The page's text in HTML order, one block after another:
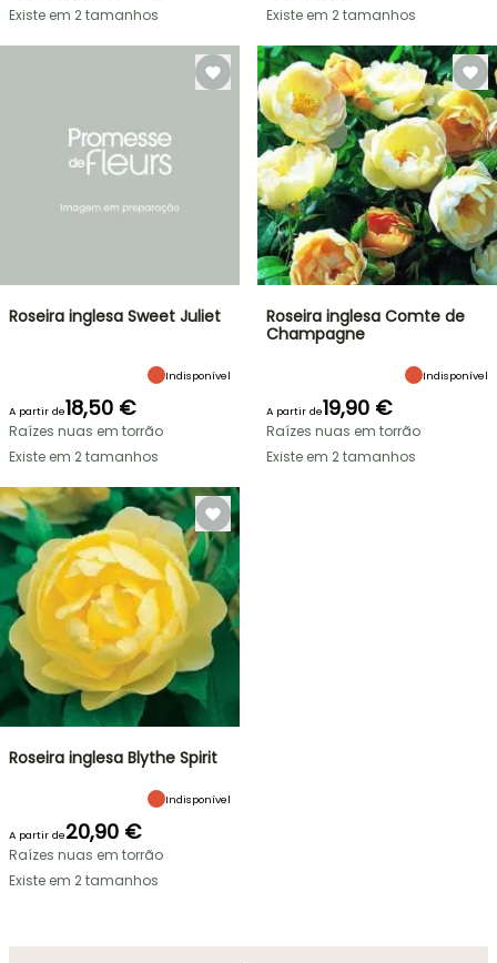
Existe em 2 tamanhos
Existe em 2 tamanhos
Roseira inglesa Sweet Juliet
Indisponível
A partir de18,50 €
Raízes nuas em torrão
Existe em 2 tamanhos
Roseira inglesa Comte de
Champagne
Indisponível
A partir de19,90 €
Raízes nuas em torrão
Existe em 2 tamanhos
Roseira inglesa Blythe Spirit
Indisponível
A partir de20,90 €
Raízes nuas em torrão
Existe em 2 tamanhos